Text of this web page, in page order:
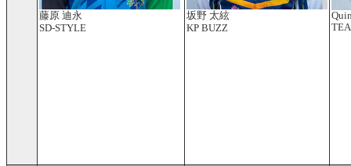
藤原 迪永
SD-STYLE
坂野 太絃
KP BUZZ